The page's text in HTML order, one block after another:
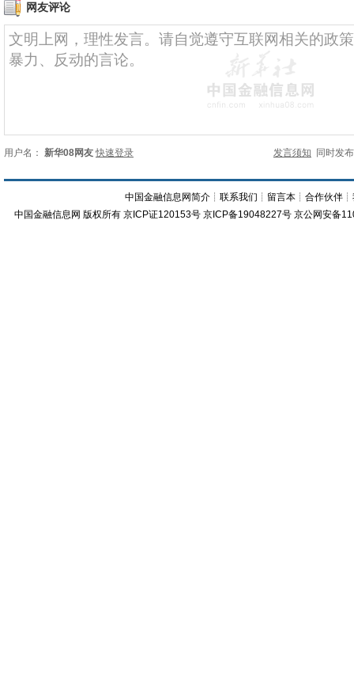
网友评论
用户名： 新华08网友 快速登录 发言须知 同时发
中国金融信息网简介 ┊联系我们 ┊ 留言本 ┊合作伙伴 ┊
中国金融信息网 版权所有 京ICP证120153号 京ICP备19048227号 京公网安备